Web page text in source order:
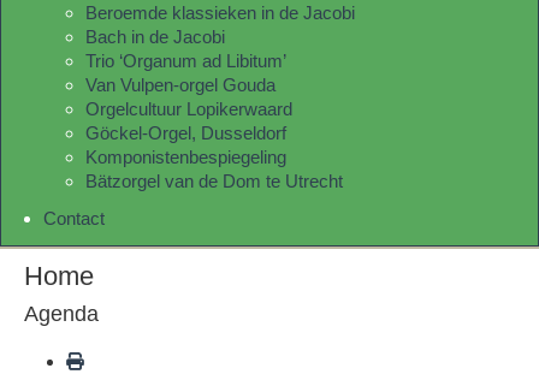
Beroemde klassieken in de Jacobi
Bach in de Jacobi
Trio ‘Organum ad Libitum’
Van Vulpen-orgel Gouda
Orgelcultuur Lopikerwaard
Göckel-Orgel, Dusseldorf
Komponistenbespiegeling
Bätzorgel van de Dom te Utrecht
Contact
Home
Agenda